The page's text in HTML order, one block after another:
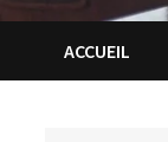
ACCUEIL